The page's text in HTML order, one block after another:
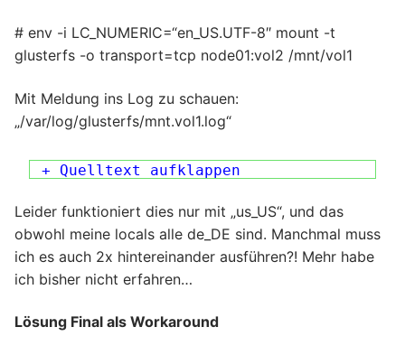
# env -i LC_NUMERIC=“en_US.UTF-8″ mount -t
glusterfs -o transport=tcp node01:vol2 /mnt/vol1
Mit Meldung ins Log zu schauen:
„/var/log/glusterfs/mnt.vol1.log“
+ Quelltext aufklappen
Leider funktioniert dies nur mit „us_US“, und das
obwohl meine locals alle de_DE sind. Manchmal muss
ich es auch 2x hintereinander ausführen?! Mehr habe
ich bisher nicht erfahren…
Lösung Final als Workaround